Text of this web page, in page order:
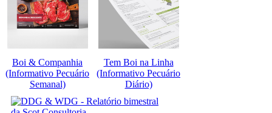
Boi & Companhia
(Informativo Pecuário
Semanal)
Tem Boi na Linha
(Informativo Pecuário
Diário)